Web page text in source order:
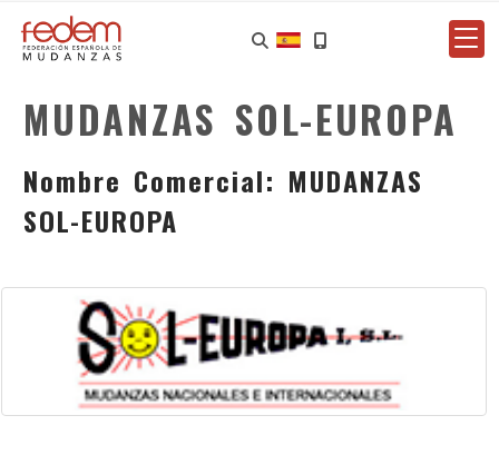
MUDANZAS SOL-EUROPA
Nombre Comercial: MUDANZAS
SOL-EUROPA